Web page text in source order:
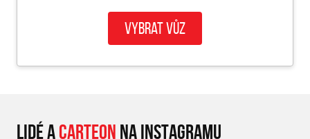
Vybrat vůz
LIDÉ ACARTEON NA INSTAGRAMU